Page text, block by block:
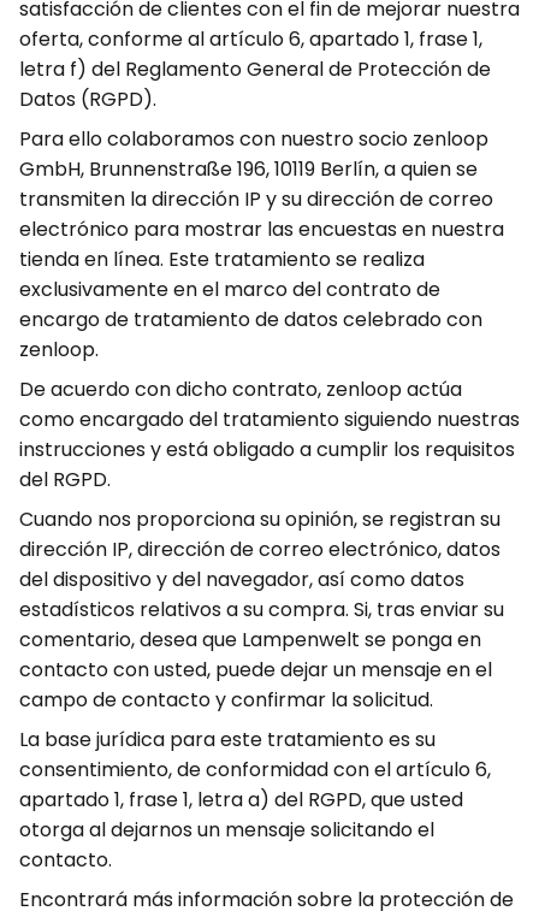
satisfacción de clientes con el fin de mejorar nuestra
oferta, conforme al artículo 6, apartado 1, frase 1,
letra f) del Reglamento General de Protección de
Datos (RGPD).
Para ello colaboramos con nuestro socio zenloop
GmbH, Brunnenstraße 196, 10119 Berlín, a quien se
transmiten la dirección IP y su dirección de correo
electrónico para mostrar las encuestas en nuestra
tienda en línea. Este tratamiento se realiza
exclusivamente en el marco del contrato de
encargo de tratamiento de datos celebrado con
zenloop.
De acuerdo con dicho contrato, zenloop actúa
como encargado del tratamiento siguiendo nuestras
instrucciones y está obligado a cumplir los requisitos
del RGPD.
Cuando nos proporciona su opinión, se registran su
dirección IP, dirección de correo electrónico, datos
del dispositivo y del navegador, así como datos
estadísticos relativos a su compra. Si, tras enviar su
comentario, desea que Lampenwelt se ponga en
contacto con usted, puede dejar un mensaje en el
campo de contacto y confirmar la solicitud.
La base jurídica para este tratamiento es su
consentimiento, de conformidad con el artículo 6,
apartado 1, frase 1, letra a) del RGPD, que usted
otorga al dejarnos un mensaje solicitando el
contacto.
Encontrará más información sobre la protección de